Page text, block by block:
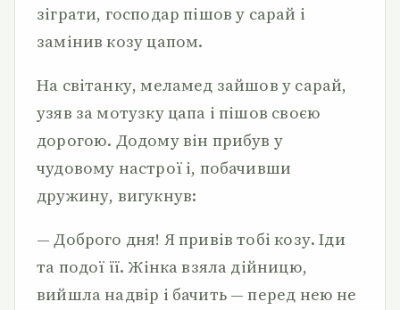
зіграти, господар пішов у сарай і
замінив козу цапом.
На світанку, меламед зайшов у сарай,
узяв за мотузку цапа і пішов своєю
дорогою. Додому він прибув у
чудовому настрої і, побачивши
дружину, вигукнув:
— Доброго дня! Я привів тобі козу. Іди
та подої її. Жінка взяла дійницю,
вийшла надвір і бачить — перед нею не